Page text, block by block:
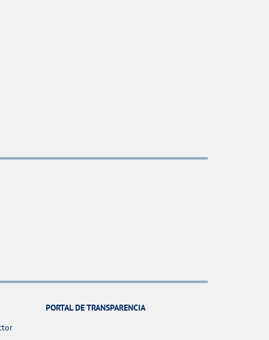
PORTAL DE TRANSPARENCIA